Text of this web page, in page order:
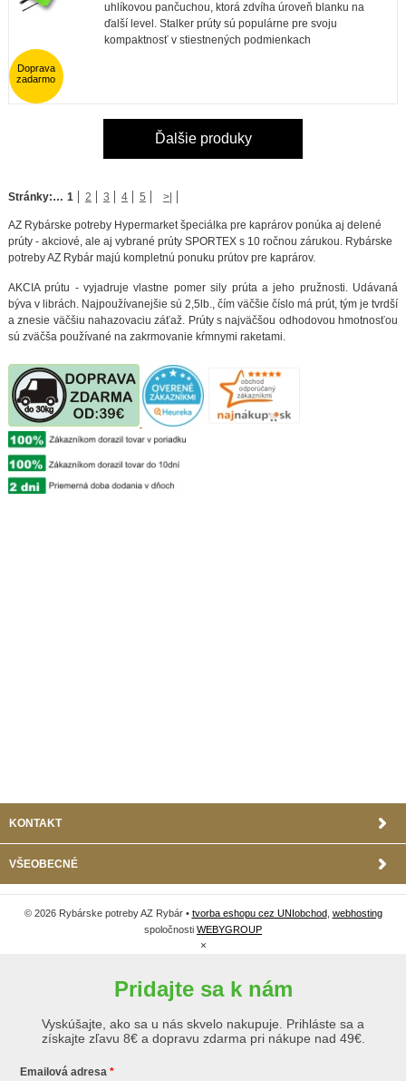
uhlíkovou pančuchou, ktorá zdvíha úroveň blanku na
ďalší level. Stalker prúty sú populárne pre svoju
kompaktnosť v stiestnených podmienkach
Doprava
zadarmo
Ďalšie produky
Stránky: 1 2 3 4 5
… >|
AZ Rybárske potreby Hypermarket špeciálka pre kaprárov ponúka aj delené
prúty - akciové, ale aj vybrané prúty SPORTEX s 10 ročnou zárukou. Rybárske
potreby AZ Rybár majú kompletnú ponuku prútov pre kaprárov.
AKCIA prútu - vyjadruje vlastne pomer sily prúta a jeho pružnosti. Udávaná
býva v librách. Najpoužívanejšie sú 2,5lb., čím väčšie číslo má prút, tým je tvrdší
a znesie väčšiu nahazovaciu záťaž. Prúty s najväčšou odhodovou hmotnosťou
sú zväčša používané na zakrmovanie kŕmnymi raketami.
KONTAKT
VŠEOBECNÉ
© 2026 Rybárske potreby AZ Rybár • tvorba eshopu cez UNIobchod, webhosting
spoločnosti WEBYGROUP
×
Pridajte sa k nám
Vyskúšajte, ako sa u nás skvelo nakupuje. Prihláste sa a
získajte zľavu 8€ a dopravu zdarma pri nákupe nad 49€.
Emailová adresa